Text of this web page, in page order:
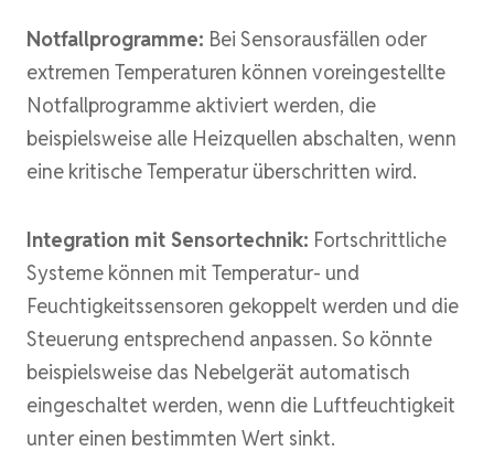
Notfallprogramme: Bei Sensorausfällen oder
extremen Temperaturen können voreingestellte
Notfallprogramme aktiviert werden, die
beispielsweise alle Heizquellen abschalten, wenn
eine kritische Temperatur überschritten wird.
Integration mit Sensortechnik: Fortschrittliche
Systeme können mit Temperatur- und
Feuchtigkeitssensoren gekoppelt werden und die
Steuerung entsprechend anpassen. So könnte
beispielsweise das Nebelgerät automatisch
eingeschaltet werden, wenn die Luftfeuchtigkeit
unter einen bestimmten Wert sinkt.